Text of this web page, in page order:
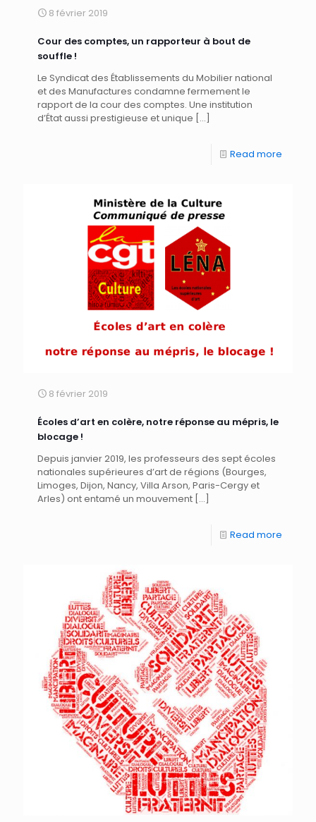
8 février 2019
Cour des comptes, un rapporteur à bout de
souffle !
Le Syndicat des Établissements du Mobilier national
et des Manufactures condamne fermement le
rapport de la cour des comptes. Une institution
d’État aussi prestigieuse et unique […]
Read more
8 février 2019
Écoles d’art en colère, notre réponse au mépris, le
blocage !
Depuis janvier 2019, les professeurs des sept écoles
nationales supérieures d’art de régions (Bourges,
Limoges, Dijon, Nancy, Villa Arson, Paris-Cergy et
Arles) ont entamé un mouvement […]
Read more